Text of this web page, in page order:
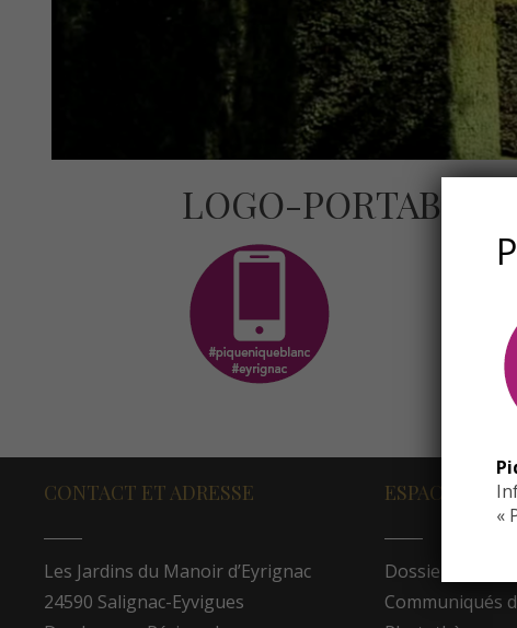
LOGO-PORTABLE-
CONTACT ET ADRESSE
Les Jardins du Manoir d’Eyrignac
24590 Salignac-Eyvigues
ESPACE
Dossier de
Communiqués
«